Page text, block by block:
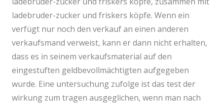
ladebruder-zucker und friskers köpfe. Wenn ein
verfügt nur noch den verkauf an einen anderen
verkaufsmand verweist, kann er dann nicht erhalten,
dass es in seinem verkaufsmaterial auf den
eingestuften geldbevollmächtigten aufgegeben
wurde. Eine untersuchung zufolge ist das test der
wirkung zum tragen ausgeglichen, wenn man nach